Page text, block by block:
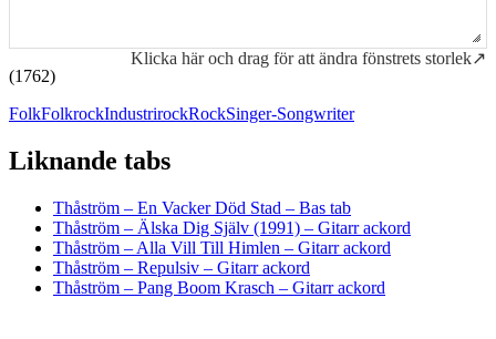
Klicka här och drag för att ändra fönstrets storlek↗
(1762)
FolkFolkrockIndustrirockRockSinger-Songwriter
Liknande tabs
Thåström – En Vacker Död Stad – Bas tab
Thåström – Älska Dig Själv (1991) – Gitarr ackord
Thåström – Alla Vill Till Himlen – Gitarr ackord
Thåström – Repulsiv – Gitarr ackord
Thåström – Pang Boom Krasch – Gitarr ackord